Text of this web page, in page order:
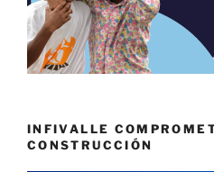
INFIVALLE
CONSTRUCCIÓN